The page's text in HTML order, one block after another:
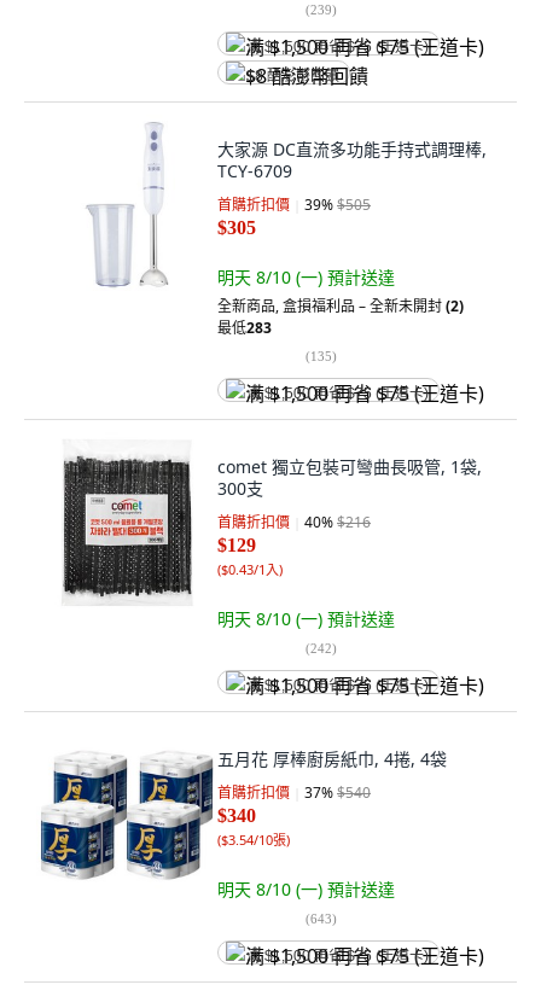
(239)
满 $1,500 再省 $75 (王道卡)
$8 酷澎幣回饋
大家源 DC直流多功能手持式調理棒,
TCY-6709
首購折扣價 39%$505
$305
明天 8/10 (一) 預計送達
全新商品,盒損福利品 – 全新未開封(2)
最低283
(135)
满 $1,500 再省 $75 (王道卡)
comet 獨立包裝可彎曲長吸管, 1袋,
300支
首購折扣價 40%$216
$129
($0.43/1入)
明天 8/10 (一) 預計送達
(242)
满 $1,500 再省 $75 (王道卡)
五月花 厚棒廚房紙巾, 4捲, 4袋
首購折扣價 37%$540
$340
($3.54/10張)
明天 8/10 (一) 預計送達
(643)
满 $1,500 再省 $75 (王道卡)